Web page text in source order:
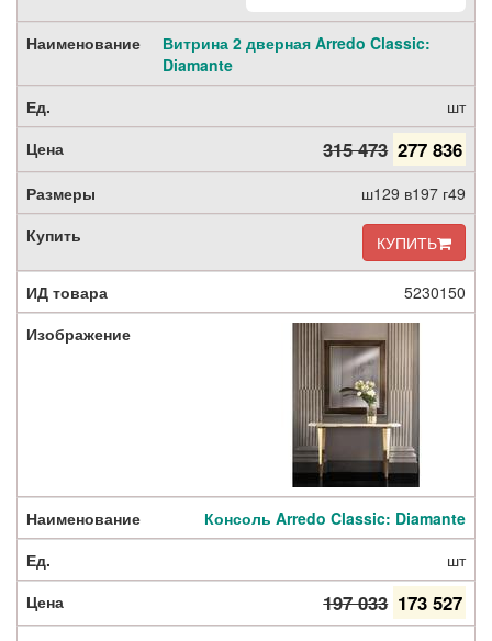
Витрина 2 дверная Arredo Classic:
Diamante
шт
315 473 277 836
ш129 в197 г49
КУПИТЬ
5230150
Консоль Arredo Classic: Diamante
шт
197 033 173 527